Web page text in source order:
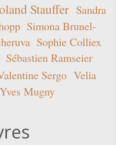
Stauffer Sandra
Simona Brunel-
Sophie Colliex
Sébastien Ramseier
Sergo Velia
Yves Mugny